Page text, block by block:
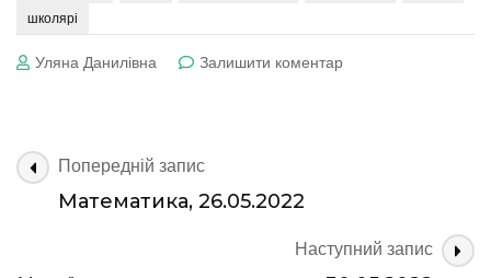
школярі
Уляна Данилівна Залишити коментардо
Навігація
по
Попередній запис
Математика, 26.05.2022
Наступний запис